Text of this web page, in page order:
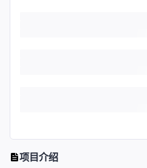
项目介绍